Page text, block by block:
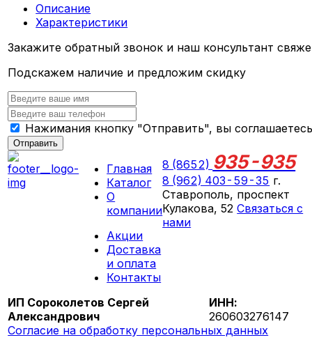
Описание
Характеристики
Закажите обратный звонок и наш консультант
Подскажем наличие и предложим скидку
Нажимания кнопку "Отправить", вы
Отправить
Главная
Каталог
О
компании
Акции
Доставка
и оплата
Контакты
8 (8652) 935-935
8 (962) 403-59-35 г.
Ставрополь, проспект
Кулакова, 52Связаться с
нами
ИП Сороколетов Сергей
Александрович
ИНН:
260603276147
Согласие на обработку персональных данных